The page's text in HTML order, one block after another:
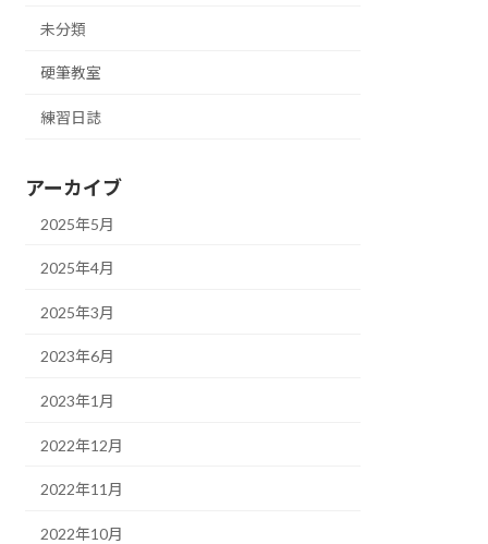
未分類
硬筆教室
練習日誌
アーカイブ
2025年5月
2025年4月
2025年3月
2023年6月
2023年1月
2022年12月
2022年11月
2022年10月